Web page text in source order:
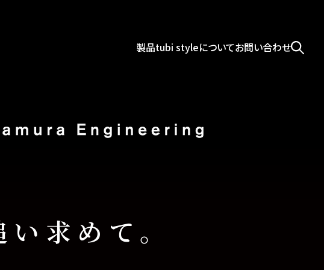
製品tubi styleについてお問い合わせ
求めて。